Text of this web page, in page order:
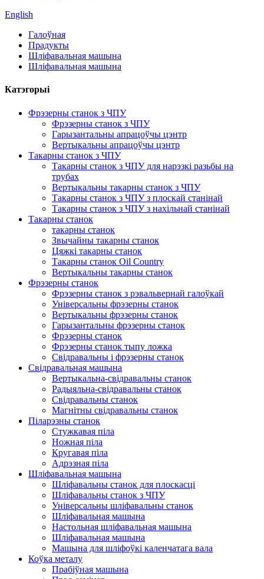
English
Галоўная
Прадукты
Шліфавальная машына
Шліфавальная машына
Катэгорыі
Фрэзерны станок з ЧПУ
Фрэзерны станок з ЧПУ
Гарызантальны апрацоўчы цэнтр
Вертыкальны апрацоўчы цэнтр
Такарны станок з ЧПУ
Такарны станок з ЧПУ для нарэзкі разьбы на
трубах
Вертыкальны такарны станок з ЧПУ
Такарны станок з ЧПУ з плоскай станінай
Такарны станок з ЧПУ з нахільнай станінай
Такарны станок
такарны станок
Звычайны такарны станок
Цяжкі такарны станок
Такарны станок Oil Country
Вертыкальны такарны станок
Фрэзерны станок
Фрэзерны станок з рэвальвернай галоўкай
Універсальны фрэзерны станок
Вертыкальны фрэзерны станок
Гарызантальны фрэзерны станок
Фрэзерны станок
Фрэзерны станок тыпу ложка
Свідравальны і фрэзерны станок
Свідравальная машына
Вертыкальна-свідравальны станок
Радыяльна-свідравальны станок
Свідравальны станок
Магнітны свідравальны станок
Піларэзны станок
Стужкавая піла
Ножная піла
Кругавая піла
Адрэзная піла
Шліфавальная машына
Шліфавальны станок для плоскасці
Шліфавальны станок з ЧПУ
Універсальны шліфавальны станок
Шліфавальная машына
Настольная шліфавальная машына
Шліфавальная машына
Машына для шліфоўкі каленчатага вала
Коўка металу
Прабіўная машына